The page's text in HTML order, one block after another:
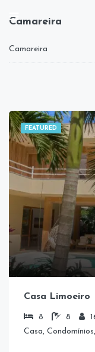
Camareira
Camareira
FEATURED
Casa Limoeiro
8 8
Casa,